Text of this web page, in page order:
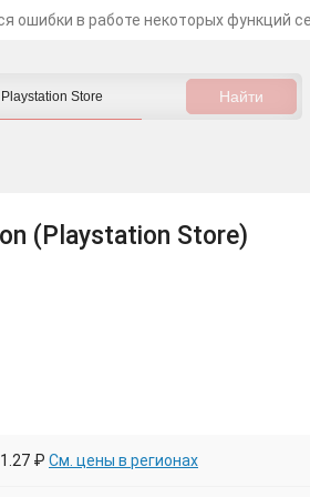
ошибки в работе некоторых функций
(Playstation Store)
₽ См. цены в регионах